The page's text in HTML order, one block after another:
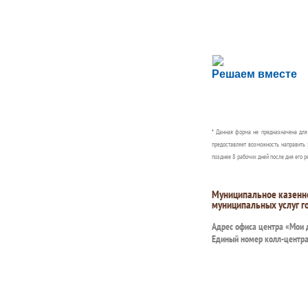
Решаем вместе
Сложности с
Сообщите об этом
* Данная форма не предназначена
предоставляет возможность
позднее 8 рабочих дней после дня его
Муниципальное
муниципальных услуг
Адрес офиса центра «Мои
Единый номер колл-